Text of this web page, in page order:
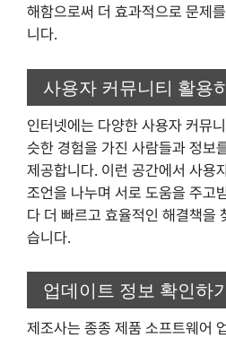
해함으로써 더 효과적으로 문제
니다.
사용자 커뮤니티 활용
인터넷에는 다양한 사용자 커뮤
슷한 경험을 가진 사람들과 정보
제공합니다. 이런 공간에서 사용
조언을 나누며 서로 도움을 주고
다 더 빠르고 효율적인 해결책을
습니다.
업데이트 정보 확인하
제조사는 종종 제품 소프트웨어